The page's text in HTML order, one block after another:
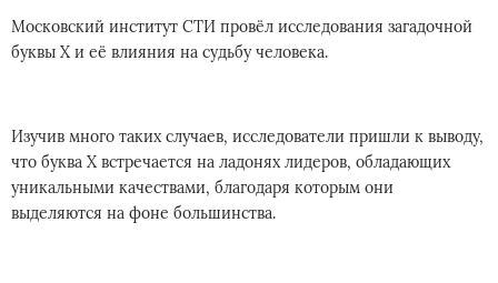
Московский институт СТИ провёл исследования загадочной
буквы Х и её влияния на судьбу человека.
Изучив много таких случаев, исследователи пришли к выводу,
что буква Х встречается на ладонях лидеров, обладающих
уникальными качествами, благодаря которым они
выделяются на фоне большинства.